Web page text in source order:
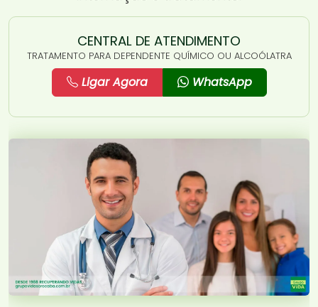
CENTRAL DE ATENDIMENTO
TRATAMENTO PARA DEPENDENTE QUÍMICO OU ALCOÓLATRA
Ligar Agora WhatsApp